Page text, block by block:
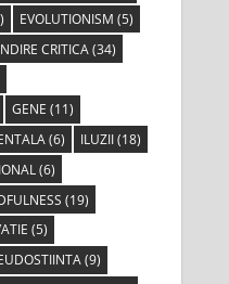
EVOLUTIONISM (5)
CRITICA(34)
GENE (11)
(6) ILUZII(18)
(6)
(19)
(5)
(9)